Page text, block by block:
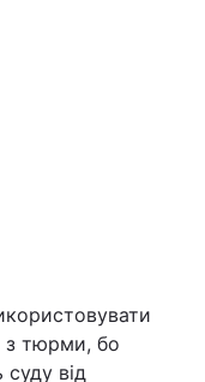
з тюрми, бо
від